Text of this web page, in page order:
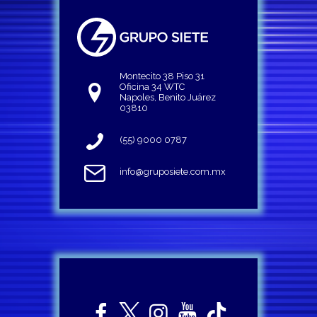
Montecito 38 Piso 31
Oficina 34 WTC
Napoles, Benito Juárez
03810
(55) 9000 0787
info@gruposiete.com.mx